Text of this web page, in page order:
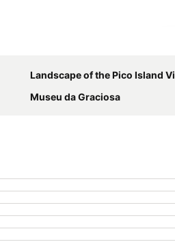
Landscape of the Pico Island Vineyard Culture
Museu da Graciosa